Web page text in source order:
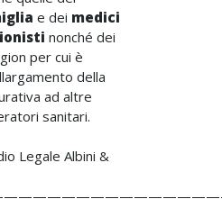
e dei medici
nonché dei
per cui è
della
ad altre
sanitari.
Legale Albini &